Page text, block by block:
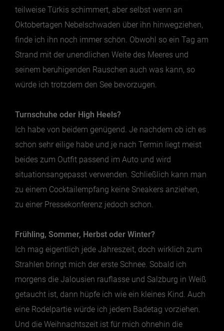
Oktober
November
Dezember
teilweise Türkis schimmert, aber selbst wenn an
Oktobertagen Nebelschwaden über ihn hinwegziehen,
finde ich ihn noch immer schön. Obwohl so ein Tag am
Strand mit der unendlichen Weite des Meeres und
seinem beruhigenden Rauschen auch was kann, so
würde ich trotzdem den See bevorzugen.
Turnschuhe oder High Heels?
Ich habe von beidem genügend. Je nachdem ob ich es
schon sehr eilige habe und je nach Termin liegt meist
beides zum Outfit passend im Auto und wird
situationsangepasst verwenden. Schließlich kann man
zu einem Cocktailempfang keine Sneakers anziehen,
zu einer Pressekonferenz jedoch schon.
Frühling, Sommer, Herbst oder Winter?
Ich mag eigentlich jede Jahreszeit, doch wirklich zum
Strahlen bringt mich der erste Schnee. Sobald ich
morgens die Jalousien rauflasse und Salzburg in Weiß
getaucht ist, dann hüpfe ich wie ein kleines Kind. Auch
eine Rodelpartie würde ich jedem Badetag vorziehen.
Und die Weihnachtszeit ist für mich ohnehin die